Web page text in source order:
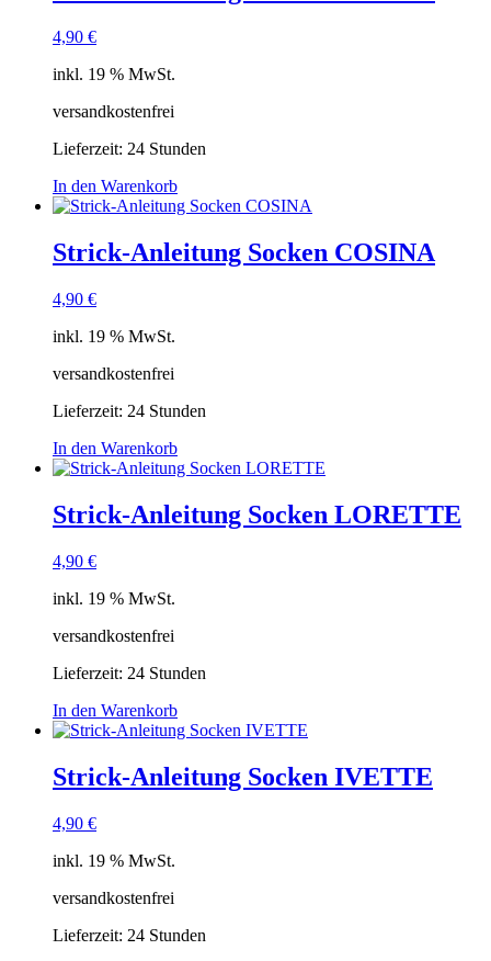
4,90 €
inkl. 19 % MwSt.
versandkostenfrei
Lieferzeit: 24 Stunden
In den Warenkorb
Strick-Anleitung Socken COSINA
4,90 €
inkl. 19 % MwSt.
versandkostenfrei
Lieferzeit: 24 Stunden
In den Warenkorb
Strick-Anleitung Socken LORETTE
4,90 €
inkl. 19 % MwSt.
versandkostenfrei
Lieferzeit: 24 Stunden
In den Warenkorb
Strick-Anleitung Socken IVETTE
4,90 €
inkl. 19 % MwSt.
versandkostenfrei
Lieferzeit: 24 Stunden